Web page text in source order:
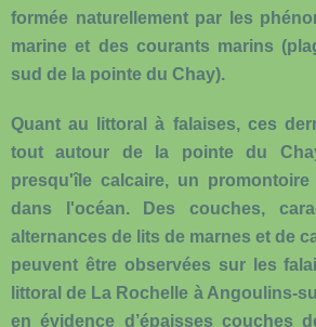
formée naturellement par les
marine et des courants marins
sud de la pointe du Chay).
Quant au littoral à falaises, ces
tout autour de la pointe du
presqu'île calcaire, un
dans l'océan. Des couches,
alternances de lits de marnes et de
peuvent être observées sur les
littoral de La Rochelle à Angoulins-
en évidence d’épaisses couches